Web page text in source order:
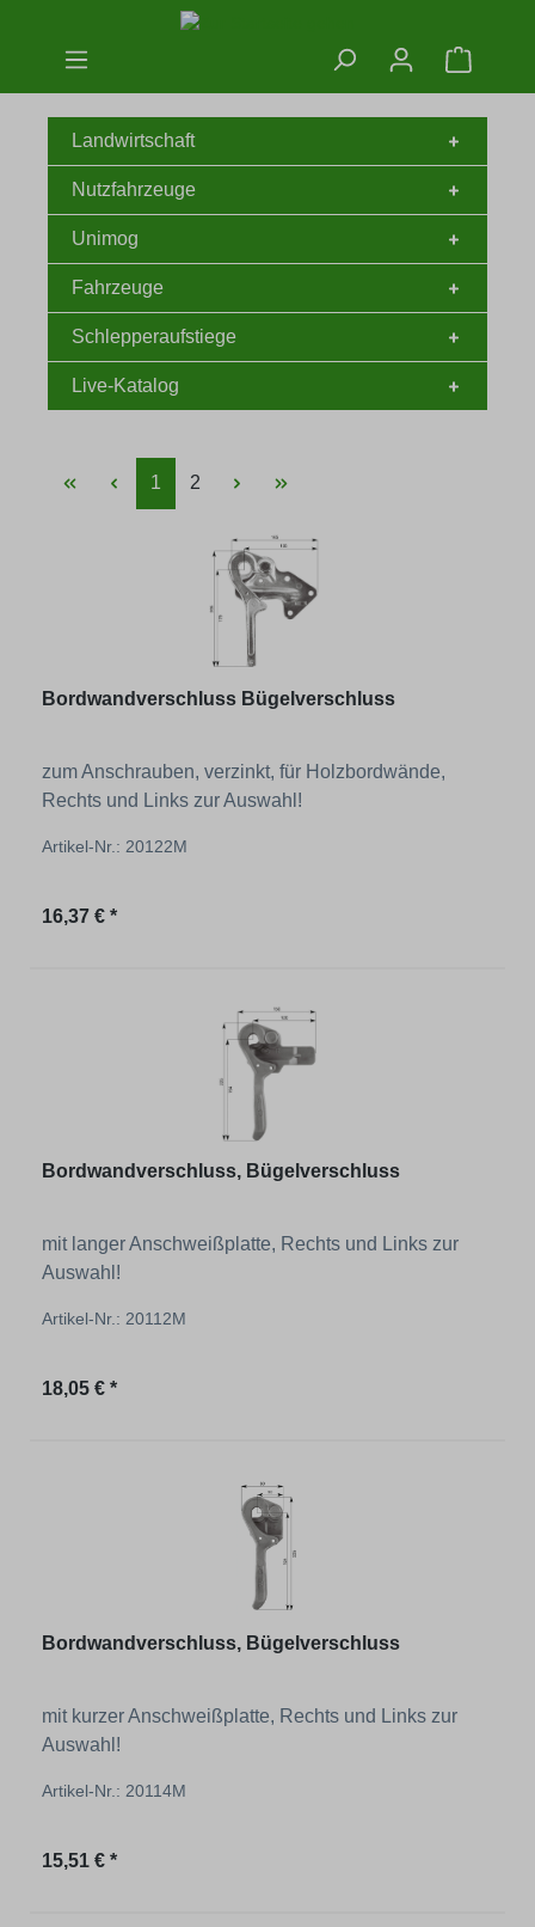
Zum Hauptinhalt springen
Landwirtschaft
Nutzfahrzeuge
Unimog
Fahrzeuge
Schlepperaufstiege
Live-Katalog
Seite
1 Seite
2
Bordwandverschluss Bügelverschluss
zum Anschrauben, verzinkt, für Holzbordwände,
Rechts und Links zur Auswahl!
Artikel-Nr.: 20122M
Regulärer Preis:
16,37 € *
Bordwandverschluss, Bügelverschluss
mit langer Anschweißplatte, Rechts und Links zur
Auswahl!
Artikel-Nr.: 20112M
Regulärer Preis:
18,05 € *
Bordwandverschluss, Bügelverschluss
mit kurzer Anschweißplatte, Rechts und Links zur
Auswahl!
Artikel-Nr.: 20114M
Regulärer Preis:
15,51 € *